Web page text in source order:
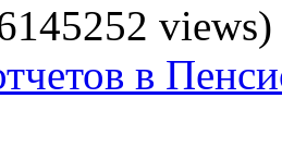
views)
в